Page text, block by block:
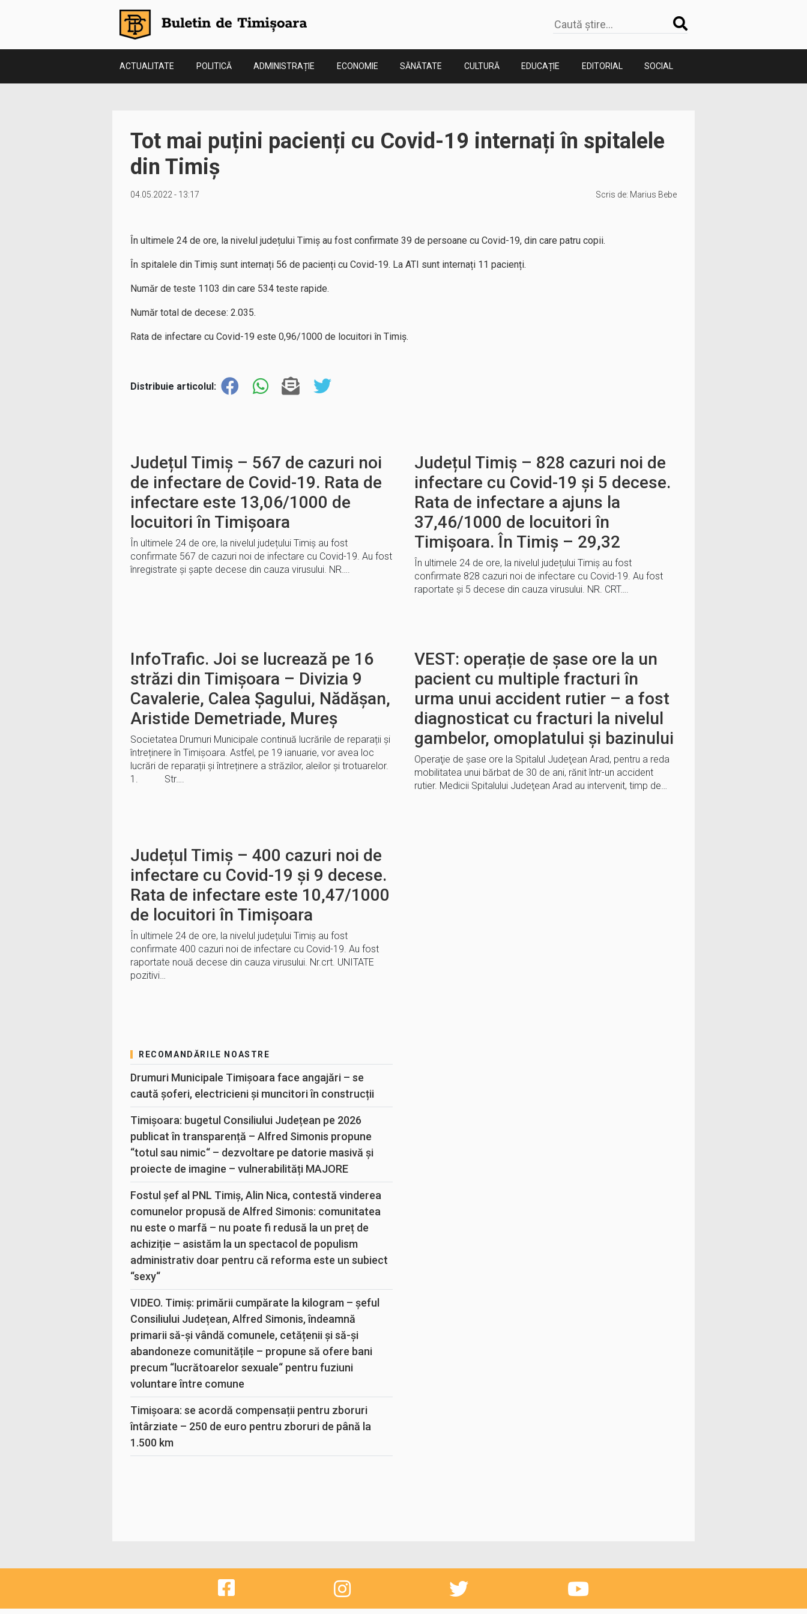
ACTUALITATE POLITICĂ ADMINISTRAȚIE ECONOMIE SĂNĂTATE CULTURĂ EDUCAȚIE EDITORIAL SOCIAL
Tot mai puțini pacienți cu Covid-19 internați în spitalele
din Timiș
04.05.2022 - 13:17 Scris de: Marius Bebe
În ultimele 24 de ore, la nivelul județului Timiș au fost confirmate 39 de persoane cu Covid-19, din care patru copii.
În spitalele din Timiș sunt internați 56 de pacienți cu Covid-19. La ATI sunt internați 11 pacienți.
Număr de teste 1103 din care 534 teste rapide.
Număr total de decese: 2.035.
Rata de infectare cu Covid-19 este 0,96/1000 de locuitori în Timiș.
Distribuie articolul:
Județul Timiș – 567 de cazuri noi
de infectare de Covid-19. Rata de
infectare este 13,06/1000 de
locuitori în Timișoara
În ultimele 24 de ore, la nivelul județului Timiș au fost
confirmate 567 de cazuri noi de infectare cu Covid-19. Au fost
înregistrate și șapte decese din cauza virusului. NR….
Județul Timiș – 828 cazuri noi de
infectare cu Covid-19 și 5 decese.
Rata de infectare a ajuns la
37,46/1000 de locuitori în
Timișoara. În Timiș – 29,32
În ultimele 24 de ore, la nivelul județului Timiș au fost
confirmate 828 cazuri noi de infectare cu Covid-19. Au fost
raportate și 5 decese din cauza virusului. NR. CRT….
InfoTrafic. Joi se lucrează pe 16
străzi din Timișoara – Divizia 9
Cavalerie, Calea Șagului, Nădășan,
Aristide Demetriade, Mureș
Societatea Drumuri Municipale continuă lucrările de reparații și
întreținere în Timișoara. Astfel, pe 19 ianuarie, vor avea loc
lucrări de reparații și întreținere a străzilor, aleilor și trotuarelor.
1. Str….
VEST: operație de șase ore la un
pacient cu multiple fracturi în
urma unui accident rutier – a fost
diagnosticat cu fracturi la nivelul
gambelor, omoplatului şi bazinului
Operaţie de şase ore la Spitalul Judeţean Arad, pentru a reda
mobilitatea unui bărbat de 30 de ani, rănit într-un accident
rutier. Medicii Spitalului Judeţean Arad au intervenit, timp de…
Județul Timiș – 400 cazuri noi de
infectare cu Covid-19 și 9 decese.
Rata de infectare este 10,47/1000
de locuitori în Timișoara
În ultimele 24 de ore, la nivelul județului Timiș au fost
confirmate 400 cazuri noi de infectare cu Covid-19. Au fost
raportate nouă decese din cauza virusului. Nr.crt. UNITATE
pozitivi…
RECOMANDĂRILE NOASTRE
Drumuri Municipale Timișoara face angajări – se
caută șoferi, electricieni și muncitori în construcții
Timișoara: bugetul Consiliului Județean pe 2026
publicat în transparență – Alfred Simonis propune
“totul sau nimic“ – dezvoltare pe datorie masivă și
proiecte de imagine – vulnerabilități MAJORE
Fostul șef al PNL Timiș, Alin Nica, contestă vinderea
comunelor propusă de Alfred Simonis: comunitatea
nu este o marfă – nu poate fi redusă la un preț de
achiziție – asistăm la un spectacol de populism
administrativ doar pentru că reforma este un subiect
“sexy“
VIDEO. Timiș: primării cumpărate la kilogram – șeful
Consiliului Județean, Alfred Simonis, îndeamnă
primarii să-și vândă comunele, cetățenii și să-și
abandoneze comunitățile – propune să ofere bani
precum “lucrătoarelor sexuale“ pentru fuziuni
voluntare între comune
Timișoara: se acordă compensații pentru zboruri
întârziate – 250 de euro pentru zboruri de până la
1.500 km